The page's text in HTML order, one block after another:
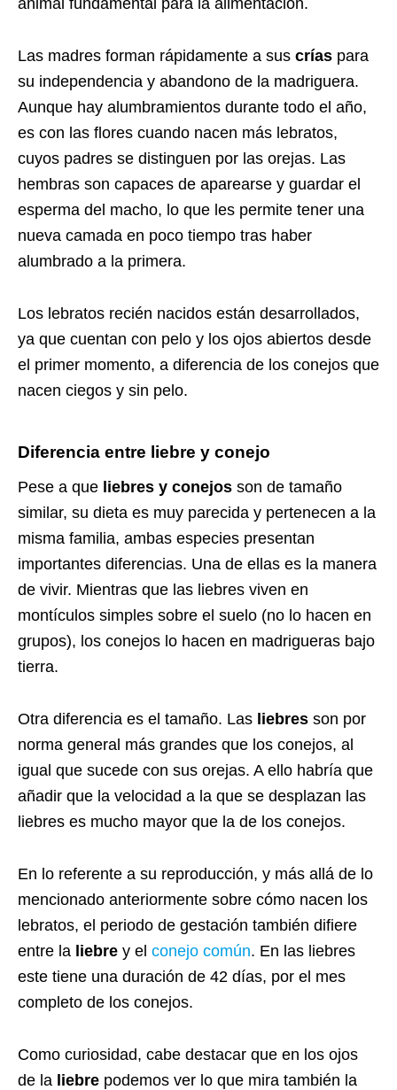
Las madres forman rápidamente a sus crías para
su independencia y abandono de la madriguera.
Aunque hay alumbramientos durante todo el año,
es con las flores cuando nacen más lebratos,
cuyos padres se distinguen por las orejas. Las
hembras son capaces de aparearse y guardar el
esperma del macho, lo que les permite tener una
nueva camada en poco tiempo tras haber
alumbrado a la primera.
Los lebratos recién nacidos están desarrollados,
ya que cuentan con pelo y los ojos abiertos desde
el primer momento, a diferencia de los conejos que
nacen ciegos y sin pelo.
Diferencia entre liebre y conejo
Pese a que liebres y conejos son de tamaño
similar, su dieta es muy parecida y pertenecen a la
misma familia, ambas especies presentan
importantes diferencias. Una de ellas es la manera
de vivir. Mientras que las liebres viven en
montículos simples sobre el suelo (no lo hacen en
grupos), los conejos lo hacen en madrigueras bajo
tierra.
Otra diferencia es el tamaño. Las liebres son por
norma general más grandes que los conejos, al
igual que sucede con sus orejas. A ello habría que
añadir que la velocidad a la que se desplazan las
liebres es mucho mayor que la de los conejos.
En lo referente a su reproducción, y más allá de lo
mencionado anteriormente sobre cómo nacen los
lebratos, el periodo de gestación también difiere
entre la liebre y el conejo común. En las liebres
este tiene una duración de 42 días, por el mes
completo de los conejos.
Como curiosidad, cabe destacar que en los ojos
de la liebre podemos ver lo que mira también la